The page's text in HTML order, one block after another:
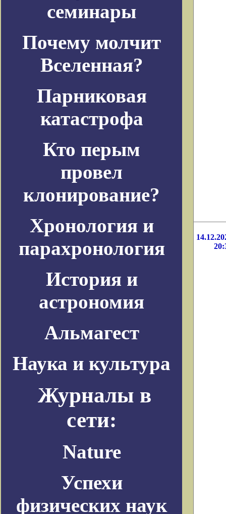
семинары
Почему молчит
Вселенная?
Парниковая
катастрофа
Кто перым
провел
клонирование?
Хронология и
парахронология
История и
астрономия
Альмагест
Наука и культура
Журналы в
сети:
Nature
Успехи
физических наук